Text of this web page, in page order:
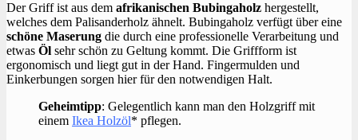
Der Griff ist aus dem afrikanischen Bubingaholz hergestellt,
welches dem Palisanderholz ähnelt. Bubingaholz verfügt über eine
schöne Maserung die durch eine professionelle Verarbeitung und
etwas Öl sehr schön zu Geltung kommt. Die Griffform ist
ergonomisch und liegt gut in der Hand. Fingermulden und
Einkerbungen sorgen hier für den notwendigen Halt.
Geheimtipp: Gelegentlich kann man den Holzgriff mit
einem Ikea Holzöl* pflegen.